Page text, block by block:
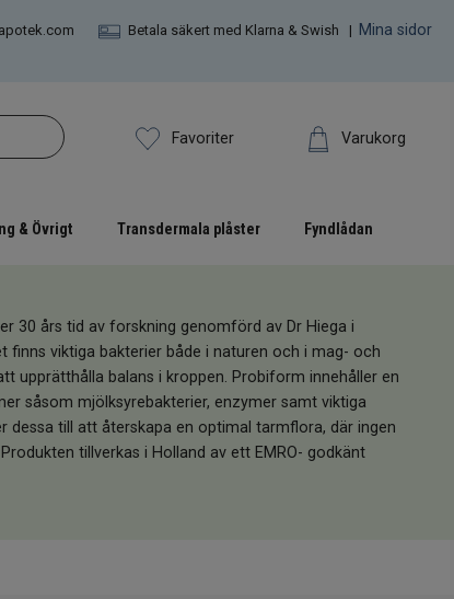
Betala säkert med Klarna & Swish | Mina sidor
Favoriter Varukorg
& Övrigt Transdermala plåster Fyndlådan
30 års tid av forskning genomförd av Dr Hiega i
finns viktiga bakterier både i naturen och i mag- och
upprätthålla balans i kroppen. Probiform innehåller en
såsom mjölksyrebakterier, enzymer samt viktiga
dessa till att återskapa en optimal tarmflora, där ingen
tillverkas i Holland av ett EMRO- godkänt